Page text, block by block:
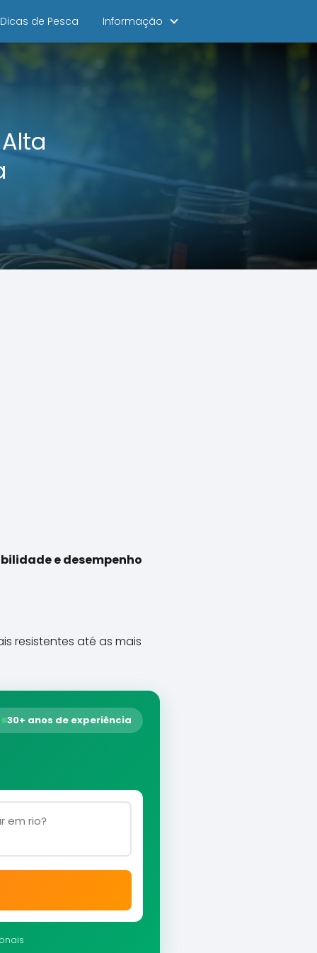
Dicas de Pesca Informação
e desempenho
resistentes até as mais
30+ anos de experiência